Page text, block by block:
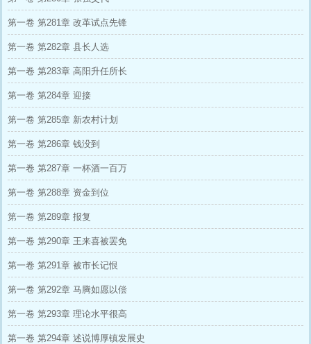
第一卷 第281章 改革试点先锋
第一卷 第282章 县长人选
第一卷 第283章 高阳升任所长
第一卷 第284章 迎接
第一卷 第285章 新农村计划
第一卷 第286章 钱没到
第一卷 第287章 一杯酒一百万
第一卷 第288章 资金到位
第一卷 第289章 报复
第一卷 第290章 王来喜被罢免
第一卷 第291章 被市长记恨
第一卷 第292章 马腾如愿以偿
第一卷 第293章 理论水平很高
第一卷 第294章 述说博厚镇发展史